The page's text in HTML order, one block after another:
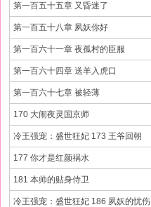
第一百五十五章 又昏迷了
第一百五十八章 夙妖你好
第一百六十一章 夜孤村的臣服
第一百六十四章 送羊入虎口
第一百六十七章 被轻薄
170 大闹夜灵国京师
冷王强宠：盛世狂妃 173 王爷回朝
177 你才是红颜祸水
181 本帅的贴身侍卫
冷王强宠：盛世狂妃 186 夙妖的忧伤